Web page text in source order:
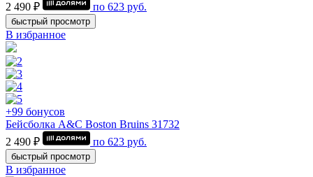
2 490 ₽
по 623 руб.
быстрый просмотр
В избранное
+99 бонусов
Бейсболка A&C Boston Bruins 31732
2 490 ₽
по 623 руб.
быстрый просмотр
В избранное